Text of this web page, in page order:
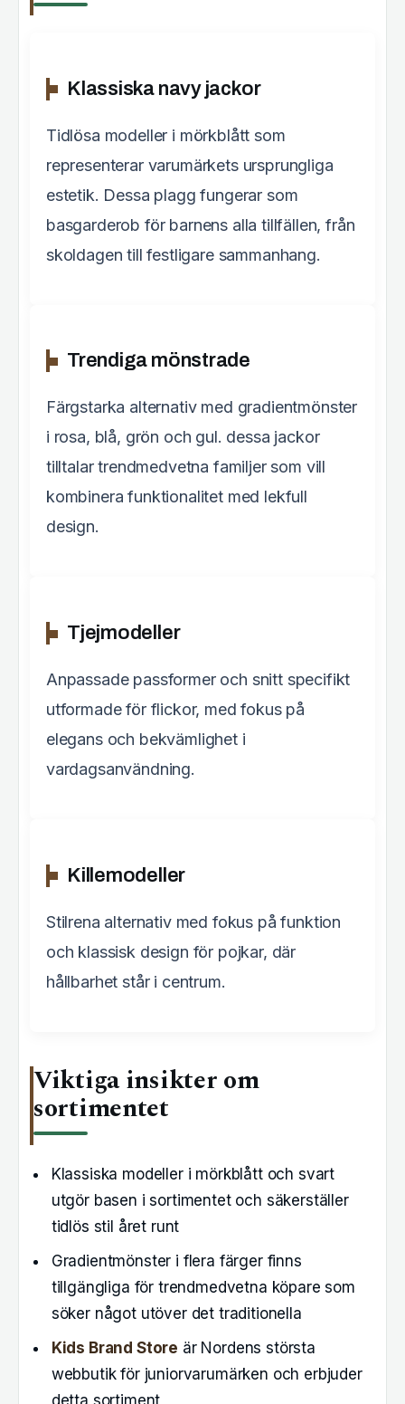
Klassiska navy jackor
Tidlösa modeller i mörkblått som
representerar varumärkets ursprungliga
estetik. Dessa plagg fungerar som
basgarderob för barnens alla tillfällen, från
skoldagen till festligare sammanhang.
Trendiga mönstrade
Färgstarka alternativ med gradientmönster
i rosa, blå, grön och gul. dessa jackor
tilltalar trendmedvetna familjer som vill
kombinera funktionalitet med lekfull
design.
Tjejmodeller
Anpassade passformer och snitt specifikt
utformade för flickor, med fokus på
elegans och bekvämlighet i
vardagsanvändning.
Killemodeller
Stilrena alternativ med fokus på funktion
och klassisk design för pojkar, där
hållbarhet står i centrum.
Viktiga insikter om
sortimentet
Klassiska modeller i mörkblått och svart
utgör basen i sortimentet och säkerställer
tidlös stil året runt
Gradientmönster i flera färger finns
tillgängliga för trendmedvetna köpare som
söker något utöver det traditionella
Kids Brand Store är Nordens största
webbutik för juniorvarumärken och erbjuder